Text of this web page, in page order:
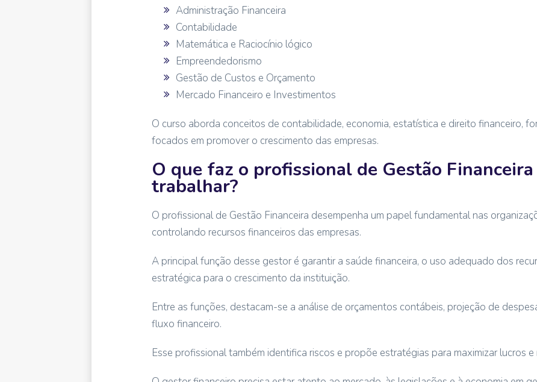
Administração Financeira
Contabilidade
Matemática e Raciocínio lógico
Empreendedorismo
Gestão de Custos e Orçamento
Mercado Financeiro e Investimentos
O curso aborda conceitos de contabilidade, economia, estatística e direito financeiro,
focados em promover o crescimento das empresas.
O que faz o profissional de Gestão
trabalhar?
O profissional de Gestão Financeira desempenha um papel fundamental nas
controlando recursos financeiros das empresas.
A principal função desse gestor é garantir a saúde financeira, o uso adequado dos
estratégica para o crescimento da instituição.
Entre as funções, destacam-se a análise de orçamentos contábeis, projeção de
fluxo financeiro.
Esse profissional também identifica riscos e propõe estratégias para maximizar lucros e